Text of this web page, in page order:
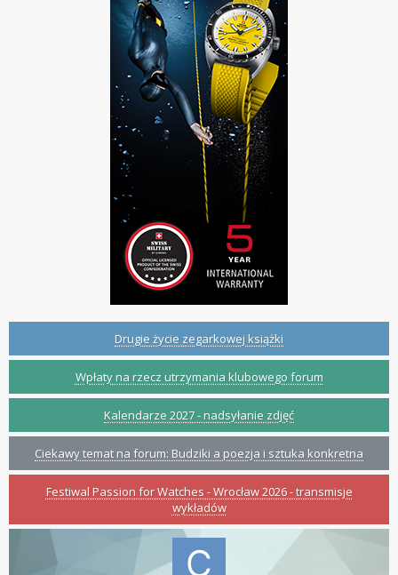
Drugie życie zegarkowej książki
Wpłaty na rzecz utrzymania klubowego forum
Kalendarze 2027 - nadsyłanie zdjęć
Ciekawy temat na forum: Budziki a poezja i sztuka konkretna
Festiwal Passion for Watches - Wrocław 2026 - transmisje
wykładów